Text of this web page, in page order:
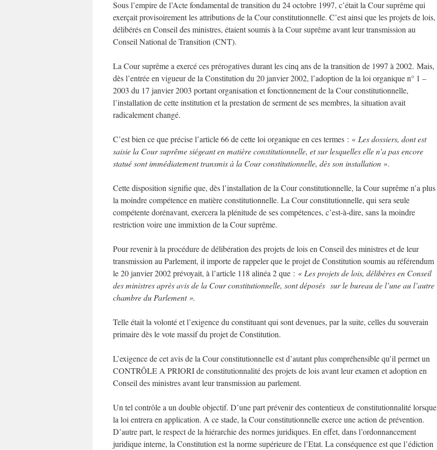
Sous l’empire de l’Acte fondamental de transition du 24 octobre 1997, c’était la Cour suprême qui
exerçait provisoirement les attributions de la Cour constitutionnelle. C’est ainsi que les projets de lois,
délibérés en Conseil des ministres, étaient soumis à la Cour suprême avant leur transmission au
Conseil National de Transition (CNT).
La Cour suprême a exercé ces prérogatives durant les cinq ans de la transition de 1997 à 2002. Mais,
dès l’entrée en vigueur de la Constitution du 20 janvier 2002, l’adoption de la loi organique n° 1 –
2003 du 17 janvier 2003 portant organisation et fonctionnement de la Cour constitutionnelle,
l’installation de cette institution et la prestation de serment de ses membres, la situation avait
radicalement changé.
C’est bien ce que précise l’article 66 de cette loi organique en ces termes : « Les dossiers, dont est
saisie la Cour suprême siégeant en matière constitutionnelle, et sur lesquelles elle n’a pas encore
statué sont immédiatement transmis à la Cour constitutionnelle, dès son installation ».
Cette disposition signifie que, dès l’installation de la Cour constitutionnelle, la Cour suprême n’a plus
la moindre compétence en matière constitutionnelle. La Cour constitutionnelle, qui sera seule
compétente dorénavant, exercera la plénitude de ses compétences, c’est-à-dire, sans la moindre
restriction voire une immixtion de la Cour suprême.
Pour revenir à la procédure de délibération des projets de lois en Conseil des ministres et de leur
transmission au Parlement, il importe de rappeler que le projet de Constitution soumis au référendum
le 20 janvier 2002 prévoyait, à l’article 118 alinéa 2 que : « Les projets de lois, délibères en Conseil
des ministres après avis de la Cour constitutionnelle, sont déposés sur le bureau de l’une au l’autre
chambre du Parlement ».
Telle était la volonté et l’exigence du constituant qui sont devenues, par la suite, celles du souverain
primaire dès le vote massif du projet de Constitution.
L’exigence de cet avis de la Cour constitutionnelle est d’autant plus compréhensible qu’il permet un
CONTRÔLE A PRIORI de constitutionnalité des projets de lois avant leur examen et adoption en
Conseil des ministres avant leur transmission au parlement.
Un tel contrôle a un double objectif. D’une part prévenir des contentieux de constitutionnalité lorsque
la loi entrera en application. A ce stade, la Cour constitutionnelle exerce une action de prévention.
D’autre part, le respect de la hiérarchie des normes juridiques. En effet, dans l’ordonnancement
juridique interne, la Constitution est la norme supérieure de l’Etat. La conséquence est que l’édiction